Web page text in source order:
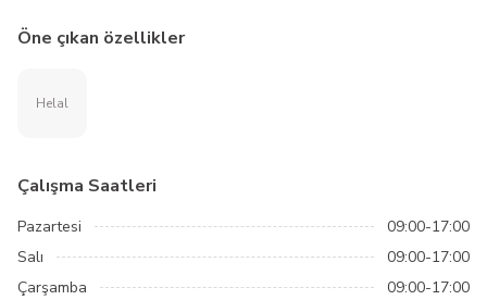
Öne çıkan özellikler
Helal
Çalışma Saatleri
Pazartesi
09:00-17:00
Salı
09:00-17:00
Çarşamba
09:00-17:00